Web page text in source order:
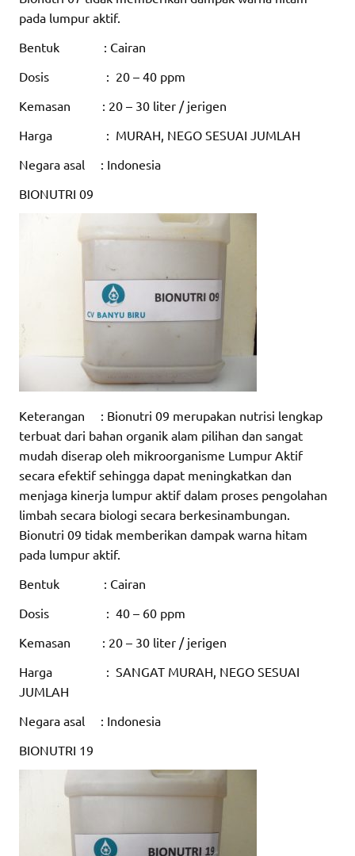
pada lumpur aktif.
Bentuk : Cairan
Dosis : 20 – 40 ppm
Kemasan : 20 – 30 liter / jerigen
Harga : MURAH, NEGO SESUAI JUMLAH
Negara asal : Indonesia
BIONUTRI 09
Keterangan : Bionutri 09 merupakan nutrisi lengkap
terbuat dari bahan organik alam pilihan dan sangat
mudah diserap oleh mikroorganisme Lumpur Aktif
secara efektif sehingga dapat meningkatkan dan
menjaga kinerja lumpur aktif dalam proses pengolahan
limbah secara biologi secara berkesinambungan.
Bionutri 09 tidak memberikan dampak warna hitam
pada lumpur aktif.
Bentuk : Cairan
Dosis : 40 – 60 ppm
Kemasan : 20 – 30 liter / jerigen
Harga : SANGAT MURAH, NEGO SESUAI
JUMLAH
Negara asal : Indonesia
BIONUTRI 19